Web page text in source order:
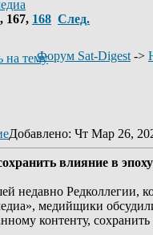
, 167, 168 След.
Форум Sat-Digest ->
Добавлено: Чт Мар 26,
влияние в
недавно Редколлегии,
медийщики
контенту,